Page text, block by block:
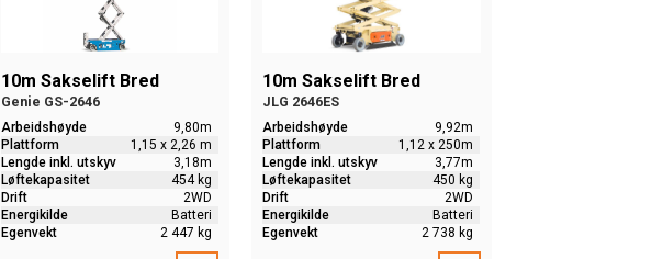
10m Sakselift Bred
Genie GS-2646
Arbeidshøyde
9,80m
Plattform
1,15 x 2,26 m
Lengde inkl. utskyv
3,18m
Løftekapasitet
454 kg
Drift
2WD
Energikilde
Batteri
Egenvekt
2 447 kg
10m Sakselift Bred
JLG 2646ES
Arbeidshøyde
9,92m
Plattform
1,12 x 250m
Lengde inkl. utskyv
3,77m
Løftekapasitet
450 kg
Drift
2WD
Energikilde
Batteri
Egenvekt
2 738 kg